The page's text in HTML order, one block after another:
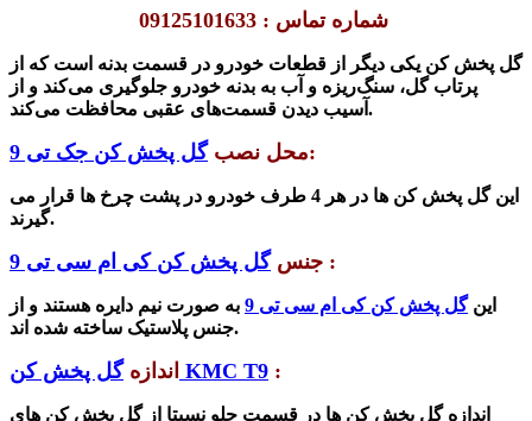
شماره تماس : 09125101633
گل پخش کن یکی دیگر از قطعات خودرو در قسمت بدنه است که از
پرتاب گل، سنگ‌ریزه و آب به بدنه خودرو جلوگیری می‌کند و از
آسیب دیدن قسمت‌های عقبی محافظت می‌کند.
محل نصبگل پخش کن جک تی 9 :
این گل پخش کن ها در هر 4 طرف خودرو در پشت چرخ ها قرار می
گیرند.
جنسگل پخش کن کی ام سی تی 9 :
اینگل پخش کن کی ام سی تی 9
به صورت نیم دایره هستند و از
جنس پلاستیک ساخته شده اند.
اندازه گل پخش کن KMC T9 :
اندازه گل پخش کن ها در قسمت جلو نسبتا از گل پخش کن های